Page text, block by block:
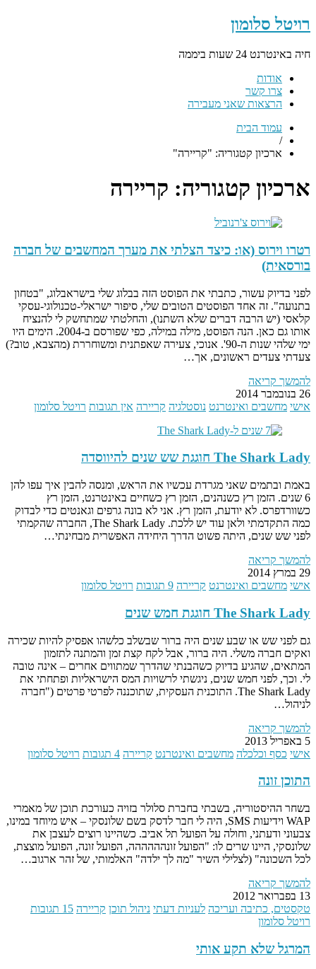
רויטל סלומון
חיה באינטרנט 24 שעות ביממה
אודות
צרו קשר
הרצאות שאני מעבירה
עמוד הבית
/
ארכיון קטגוריה: "קריירה"
ארכיון קטגוריה: קריירה
רטרו וירוס (או: כיצד הצלתי את מערך המחשבים של חברה
בורסאית)
לפני בדיוק עשור, כתבתי את הפוסט הזה בבלוג שלי בישראבלוג, "בטחון
בתנועה". זה אחד הפוסטים הטובים שלי, סיפור ישראלי-טכנולוגי-עסקי
קלאסי (יש הרבה דברים שלא השתנו), והחלטתי שמתחשק לי להנציח
אותו גם כאן. הנה הפוסט, מילה במילה, כפי שפורסם ב-2004. הימים היו
ימי שלהי שנות ה-90'. אנוכי, צעירה שאפתנית ומשוחררת (מהצבא, טוב?)
צעדתי צעדים ראשונים, אך…
להמשך קריאה
26 בנובמבר 2014
אישי מחשבים ואינטרנט נוסטלגיה קריירה אין תגובות רויטל סלומון
The Shark Lady חוגגת שש שנים להיווסדה
באמת ובתמים שאני מגרדת עכשיו את הראש, ומנסה להבין איך עפו להן
6 שנים. הזמן רץ כשנהנים, הזמן רץ כשחיים באינטרנט, הזמן רץ
כשוורדפרס. לא יודעת, הזמן רץ. אני לא בונה גרפים וגאנטים כדי לבדוק
כמה התקדמתי ולאן עוד יש ללכת. The Shark Lady, החברה שהקמתי
לפני שש שנים, היתה פשוט הדרך היחידה האפשרית מבחינתי…
להמשך קריאה
29 במרץ 2014
אישי מחשבים ואינטרנט קריירה 9 תגובות רויטל סלומון
The Shark Lady חוגגת חמש שנים
גם לפני שש או שבע שנים היה ברור שבשלב כלשהו אפסיק להיות שכירה
ואקים חברה משלי. היה ברור, אבל לקח קצת זמן והמתנה לתזמון
המתאים, שהגיע בדיוק כשהבנתי שהדרך שמתווים אחרים – אינה טובה
לי. וכך, לפני חמש שנים, ניגשתי לרשויות המס הישראליות ופתחתי את
The Shark Lady. התוכנית העסקית, שתוכננה לפרטי פרטים ("חברה
לניהול…
להמשך קריאה
5 באפריל 2013
אישי כסף וכלכלה מחשבים ואינטרנט קריירה 4 תגובות רויטל סלומון
התוכן זונה
בשחר ההיסטוריה, בשבתי בחברת סלולר בזויה כעורכת תוכן של מאמרי
WAP וידיעות SMS, היה לי חבר לדסק בשם שלונסקי – איש מיוחד במינו,
צבעוני ודעתני, וחולה על הפועל תל אביב. כשהיינו רוצים לעצבן את
שלונסקי, היינו שרים לו: "הפועל זונהההההה, הפועל זונה, הפועל מוצצת,
לכל השכונה" (לצלילי השיר "מה לך ילדה" האלמותי, של זהר ארגוב…
להמשך קריאה
13 בפברואר 2012
טקסטים, כתיבה ועריכה לעניות דעתי ניהול תוכן קריירה 15 תגובות
רויטל סלומון
המרגל שלא תקע אותי